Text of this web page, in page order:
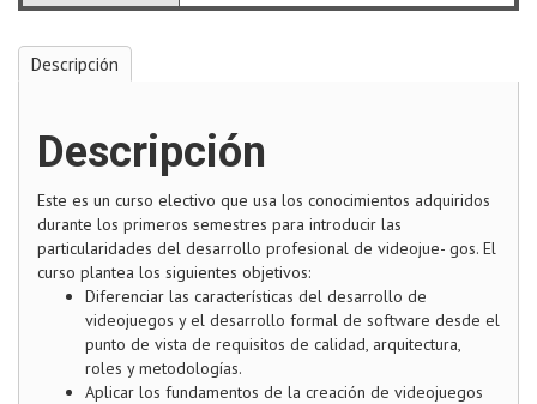
Descripción
Descripción
Este es un curso electivo que usa los conocimientos adquiridos
durante los primeros semestres para introducir las
particularidades del desarrollo profesional de videojue- gos. El
curso plantea los siguientes objetivos:
Diferenciar las características del desarrollo de
videojuegos y el desarrollo formal de software desde el
punto de vista de requisitos de calidad, arquitectura,
roles y metodologías.
Aplicar los fundamentos de la creación de videojuegos